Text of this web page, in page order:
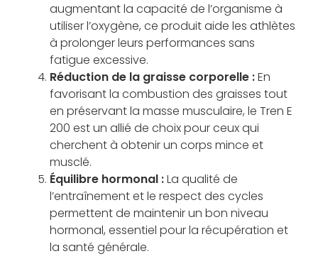
augmentant la capacité de l’organisme à
utiliser l’oxygène, ce produit aide les athlètes
à prolonger leurs performances sans
fatigue excessive.
Réduction de la graisse corporelle :En
favorisant la combustion des graisses tout
en préservant la masse musculaire, le Tren E
200 est un allié de choix pour ceux qui
cherchent à obtenir un corps mince et
musclé.
Équilibre hormonal :La qualité de
l’entraînement et le respect des cycles
permettent de maintenir un bon niveau
hormonal, essentiel pour la récupération et
la santé générale.